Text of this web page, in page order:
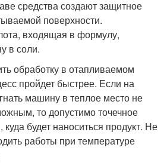
средства создают защитное
поверхности.
входящая в формулу,
в соли.
обработку в отапливаемом
пройдет быстрее. Если на
машину в теплое место не
то допустимо точечное
будет наноситься продукт. Не
работы при температуре